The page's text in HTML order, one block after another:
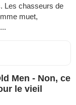
Les chasseurs de
muet,
Men - Non, ce
le vieil